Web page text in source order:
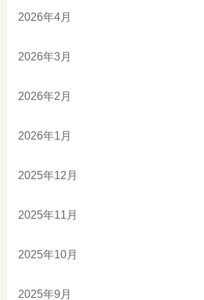
2026年4月
2026年3月
2026年2月
2026年1月
2025年12月
2025年11月
2025年10月
2025年9月